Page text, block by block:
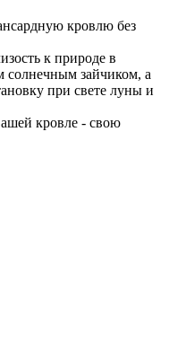
кровлю без
к природе в
солнечным зайчиком, а
при свете луны и
кровле - свою